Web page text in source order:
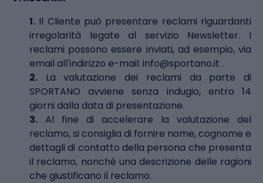
1. Il Cliente può presentare reclami riguardanti
irregolarità legate al servizio Newsletter. I
reclami possono essere inviati, ad esempio, via
email all'indirizzo e-mail: info@sportano.it .
2. La valutazione dei reclami da parte di
SPORTANO avviene senza indugio, entro 14
giorni dalla data di presentazione.
3. Al fine di accelerare la valutazione del
reclamo, si consiglia di fornire nome, cognome e
dettagli di contatto della persona che presenta
il reclamo, nonché una descrizione delle ragioni
che giustificano il reclamo.